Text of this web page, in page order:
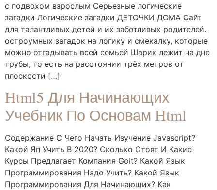
с подвохом взрослым Серьезные логические
загадки Логические загадки ДЕТОЧКИ ДОМА Сайт
для талантливых детей и их заботливых родителей.
остроумных загадок на логику и смекалку, которые
можно отгадывать всей семьей Шарик лежит на дне
трубы, то есть на расстоянии трёх метров от
плоскости […]
Html5 Для Начинающих
Учебник По Основам Html
Содержание С Чего Начать Изучение Javascript?
Какой Яп Учить В 2020? Сколько Стоят И Какие
Курсы Предлагает Компания Goit? Какой Язык
Программирования Надо Учить? Какой Язык
Программирования Для Начинающих? Как